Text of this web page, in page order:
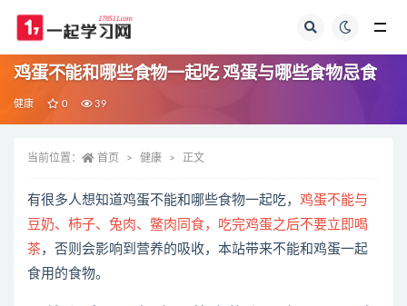
鸡蛋不能和哪些食物一起吃 鸡蛋与哪些食物忌食
健康 0 39
当前位置： 首页 健康 正文
有很多人想知道鸡蛋不能和哪些食物一起吃， 鸡蛋不能与
豆奶、柿子、兔肉、鳖肉同食，吃完鸡蛋之后不要立即喝
茶，否则会影响到营养的吸收，本站带来不能和鸡蛋一起
食用的食物。